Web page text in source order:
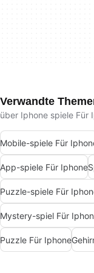
Verwandte
über Iphone spiele Für
Mobile-spiele Für
App-spiele Für Iphone
Puzzle-spiele Für
Mystery-spiel Für
Puzzle Für Iphone